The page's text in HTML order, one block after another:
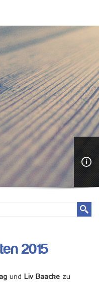
2015
und Liv Baacke zu